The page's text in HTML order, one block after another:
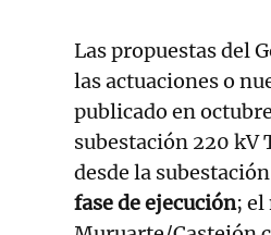
Las propuestas del
las actuaciones o
publicado en
subestación 220 kV
desde la
fase de ejecución; el